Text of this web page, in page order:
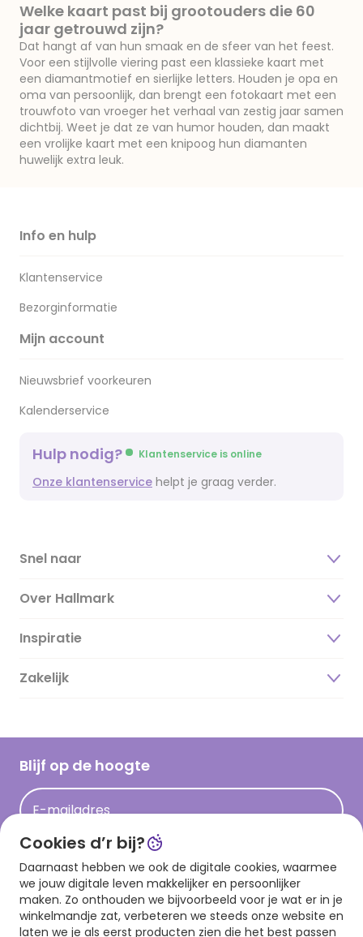
Welke kaart past bij grootouders die 60
jaar getrouwd zijn?
Dat hangt af van hun smaak en de sfeer van het feest.
Voor een stijlvolle viering past een klassieke kaart met
een diamantmotief en sierlijke letters. Houden je opa en
oma van persoonlijk, dan brengt een fotokaart met een
trouwfoto van vroeger het verhaal van zestig jaar samen
dichtbij. Weet je dat ze van humor houden, dan maakt
een vrolijke kaart met een knipoog hun diamanten
huwelijk extra leuk.
Info en hulp
Klantenservice
Bezorginformatie
Mijn account
Nieuwsbrief voorkeuren
Kalenderservice
Hulp nodig? Klantenservice is online
Onze klantenservice helpt je graag verder.
Snel naar
Over Hallmark
Over ons
Duurzaamheid
Hallmark Kaartclub
Acties
Hallmark en Kinderpostzegels
Inspiratie
Magazine
Cadeau inspiratie
Kaartinspiratie
Zakelijk
Blijf op de hoogte
E-mailadres
Aanmelden
Download onze app
Cookies d’r bij?
Daarnaast hebben we ook de digitale cookies, waarmee
we jouw digitale leven makkelijker en persoonlijker
maken. Zo onthouden we bijvoorbeeld voor je wat er in je
winkelmandje zat, verbeteren we steeds onze website en
laten we je als eerst producten zien die het best passen